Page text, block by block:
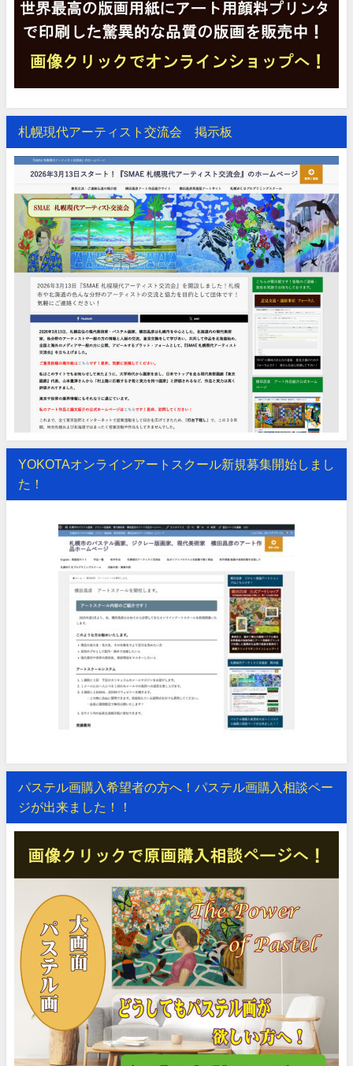
札幌現代アーティスト交流会 掲示板
YOKOTAオンラインアートスクール新規募集開始しまし
た！
パステル画購入希望者の方へ！パステル画購入相談ペー
ジが出来ました！！